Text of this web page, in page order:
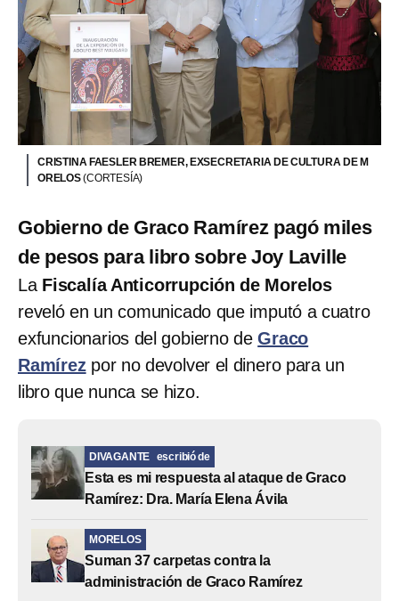
CRISTINA FAESLER BREMER, EXSECRETARIA DE CULTURA DE M
ORELOS(CORTESÍA)
Gobierno de Graco Ramírez pagó miles
de pesos para libro sobre Joy Laville
La Fiscalía Anticorrupción de Morelos
reveló en un comunicado que imputó a cuatro
exfuncionarios del gobierno deGraco
Ramírezpor no devolver el dinero para un
libro que nunca se hizo.
DIVAGANTE escribió de
Esta es mi respuesta al ataque de Graco
Ramírez: Dra. María Elena Ávila
MORELOS
Suman 37 carpetas contra la
administración de Graco Ramírez